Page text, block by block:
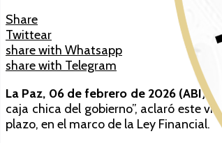
Share
Twittear
share with Whatsapp
share with Telegram
La Paz, 06 de febrero de 2026 (ABI) .
caja chica del gobierno”, aclaró este
plazo, en el marco de la Ley Financial.